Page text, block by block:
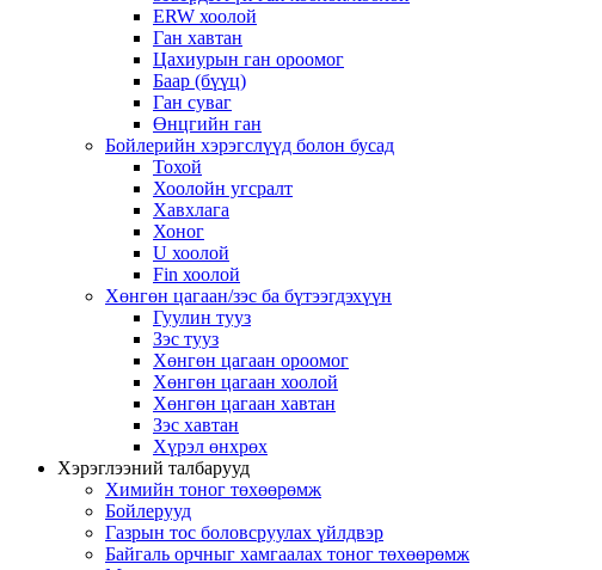
ERW хоолой
Ган хавтан
Цахиурын ган ороомог
Баар (бүүц)
Ган суваг
Өнцгийн ган
Бойлерийн хэрэгслүүд болон бусад
Тохой
Хоолойн угсралт
Хавхлага
Хоног
U хоолой
Fin хоолой
Хөнгөн цагаан/зэс ба бүтээгдэхүүн
Гуулин тууз
Зэс тууз
Хөнгөн цагаан ороомог
Хөнгөн цагаан хоолой
Хөнгөн цагаан хавтан
Зэс хавтан
Хүрэл өнхрөх
Хэрэглээний талбарууд
Химийн тоног төхөөрөмж
Бойлерууд
Газрын тос боловсруулах үйлдвэр
Байгаль орчныг хамгаалах тоног төхөөрөмж